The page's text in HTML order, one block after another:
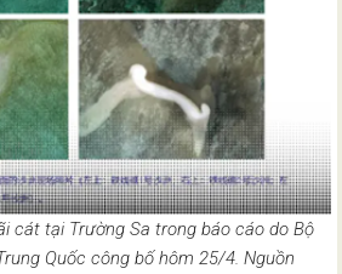
cát tại Trường Sa trong báo cáo do Bộ
Quốc công bố hôm 25/4. Nguồn